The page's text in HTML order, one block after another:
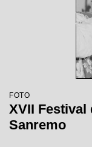
FOTO
XVII Festival
Sanremo